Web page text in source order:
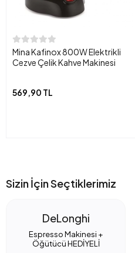
Mina Kafinox 800W Elektrikli
Cezve Çelik Kahve Makinesi
569,90 TL
Sizin İçin Seçtiklerimiz
DeLonghi
Espresso Makinesi +
Öğütücü HEDİYELİ